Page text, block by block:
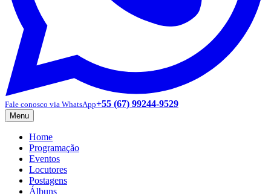
Fale conosco via WhatsApp+55 (67) 99244-9529
Menu
Home
Programação
Eventos
Locutores
Postagens
Álbuns